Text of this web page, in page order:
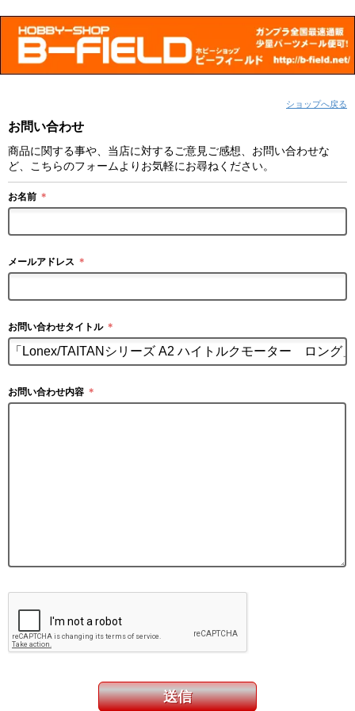
ショップへ戻る
お問い合わせ
商品に関する事や、当店に対するご意見ご感想、お問い合わせな
ど、こちらのフォームよりお気軽にお尋ねください。
お名前 ＊
メールアドレス ＊
お問い合わせタイトル ＊
お問い合わせ内容 ＊